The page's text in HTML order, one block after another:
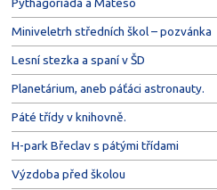
Miniveletrh středních škol – pozvánka
Lesní stezka a spaní v ŠD
Planetárium, aneb páťáci astronauty.
Páté třídy v knihovně.
H-park Břeclav s pátými třídami
Výzdoba před školou